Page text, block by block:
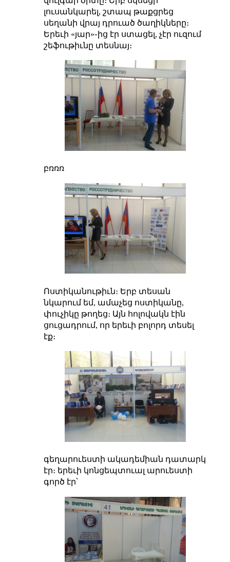
լուսանկարել, շտապ թաքցրեց
սեղանի վրայ դրուած ծաղիկները։
Երեւի «յար»֊ից էր ստացել, չէր ուզում
շեֆութիւնը տեսնայ։
բռռռ
Ոստիկանութիւն։ Երբ տեսան
նկարում եմ, ամաչեց ոստիկանը,
փուչիկը թողեց։ Այն հոլովակն էին
ցուցադրում, որ երեւի բոլորդ տեսել
էք։
գեղարուեստի ակադեմիան դատարկ
էր։ երեւի կոնցեպտուալ արուեստի
գործ էր՝